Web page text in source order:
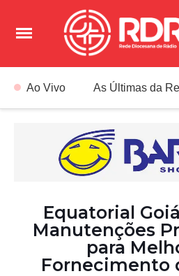
Ao Vivo As Últimas da
Equatorial
Manutenções
para
Fornecimento